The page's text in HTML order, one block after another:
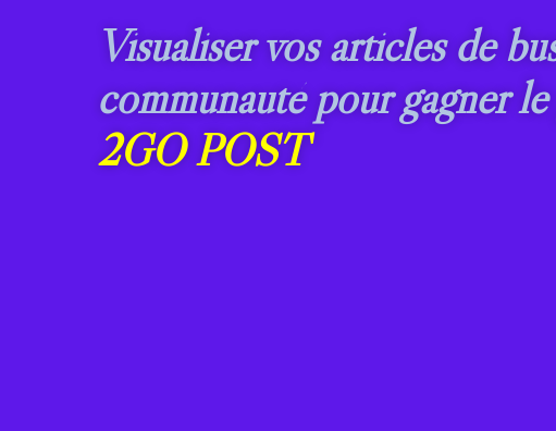
Visualiser vos articles de
communauté pour gagner
2GO POST